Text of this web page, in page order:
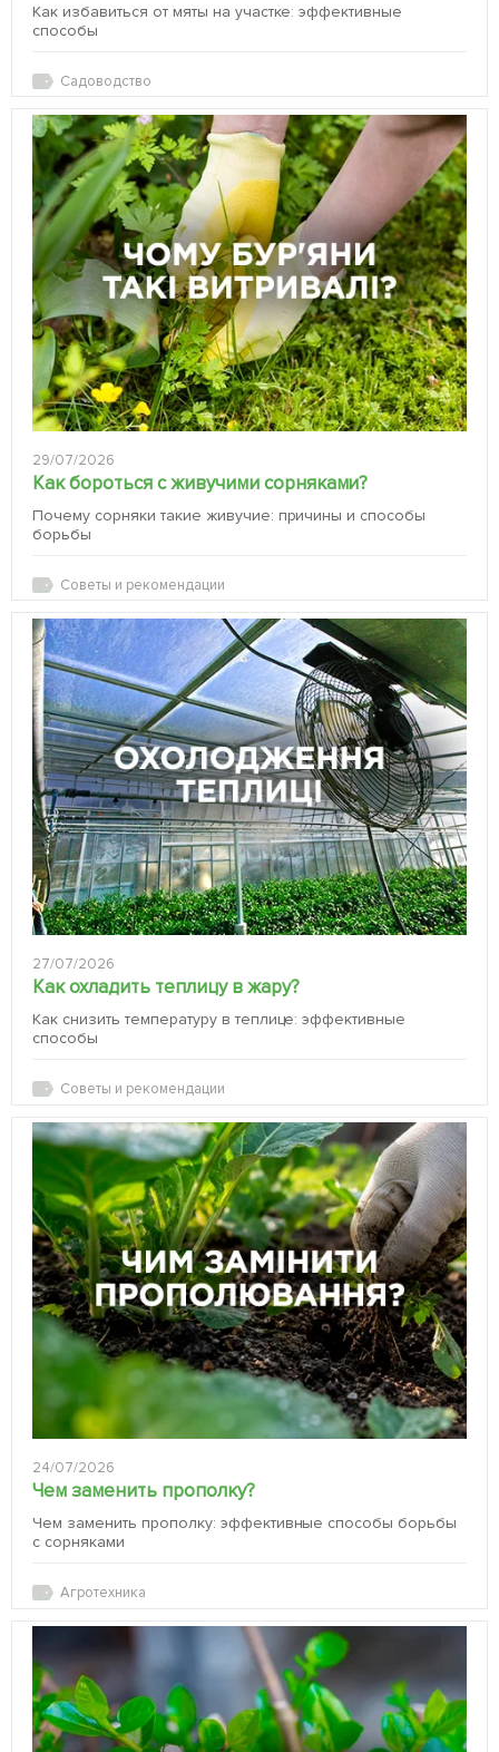
Как избавиться от мяты на участке: эффективные
способы
Садоводство
29/07/2026
Как бороться с живучими сорняками?
Почему сорняки такие живучие: причины и способы
борьбы
Советы и рекомендации
27/07/2026
Как охладить теплицу в жару?
Как снизить температуру в теплице: эффективные
способы
Советы и рекомендации
24/07/2026
Чем заменить прополку?
Чем заменить прополку: эффективные способы борьбы
с сорняками
Агротехника